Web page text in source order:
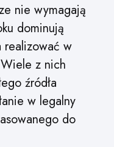
nie wymagają
dominują
realizować w
z nich
źródła
w legalny
do